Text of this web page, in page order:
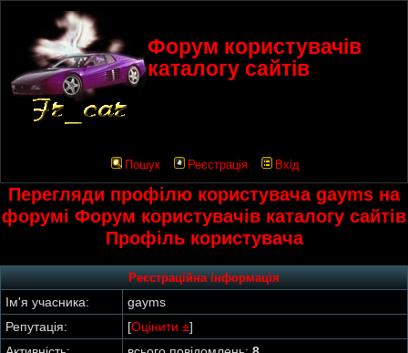
Форум користувачів
каталогу сайтів
Пошук Реєстрація Вхід
Перегляди профілю користувача gayms на
форумі Форум користувачів каталогу сайтів
Профіль користувача
Реєстраційна інформація
Ім'я учасника:
gayms
Репутація:
[Оцінити ±]